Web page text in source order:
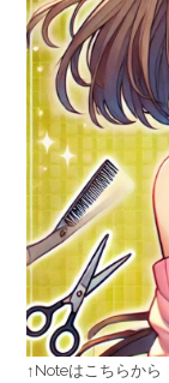
↑Noteはこちらから